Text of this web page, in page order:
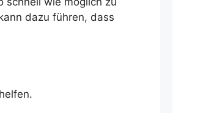
dazu führen, dass